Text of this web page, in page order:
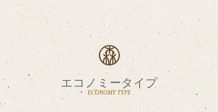
エコノミータイプ
ECONOMY TYPE